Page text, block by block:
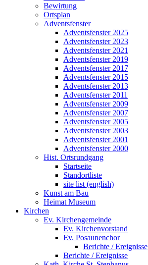
Bewirtung
Ortsplan
Adventsfenster
Adventsfenster 2025
Adventsfenster 2023
Adventsfenster 2021
Adventsfenster 2019
Adventsfenster 2017
Adventsfenster 2015
Adventsfenster 2013
Adventsfenster 2011
Adventsfenster 2009
Adventsfenster 2007
Adventsfenster 2005
Adventsfenster 2003
Adventsfenster 2001
Adventsfenster 2000
Hist. Ortsrundgang
Startseite
Standortliste
site list (english)
Kunst am Bau
Heimat Museum
Kirchen
Ev. Kirchengemeinde
Ev. Kirchenvorstand
Ev. Posaunenchor
Berichte / Ereignisse
Berichte / Ereignisse